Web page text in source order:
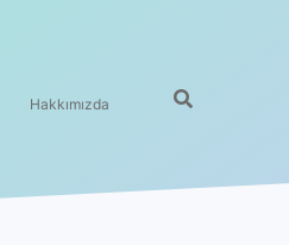
Hakkımızda